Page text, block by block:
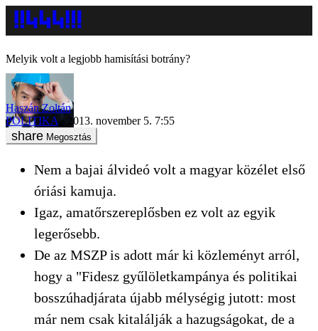
Melyik volt a legjobb hamisítási botrány?
Haszán Zoltán
POLITIKA
2013. november 5. 7:55
Megosztás
Nem a bajai álvideó volt a magyar közélet első
óriási kamuja.
Igaz, amatőrszereplősben ez volt az egyik
legerősebb.
De az MSZP is adott már ki közleményt arról,
hogy a "Fidesz gyűlöletkampánya és politikai
bosszúhadjárata újabb mélységig jutott: most
már nem csak kitalálják a hazugságokat, de a